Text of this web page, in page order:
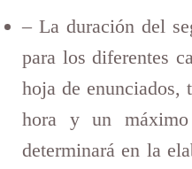
– La duración del
para los diferentes
hoja de enunciados,
hora y un
determinará en la